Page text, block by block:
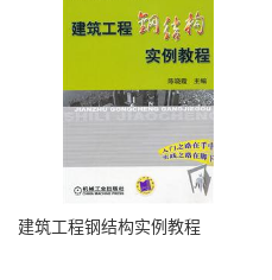
建筑工程钢结构实例教程